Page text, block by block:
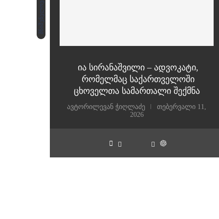
მნიშვნელოვანი
ია სირანაშვილი – ადვოკატი,
რომელმაც საქართველოში
ცხოველთა სამართალი შექმნა
ავტორილევან ჭიღლაძე
თებერვალი 11,
2026